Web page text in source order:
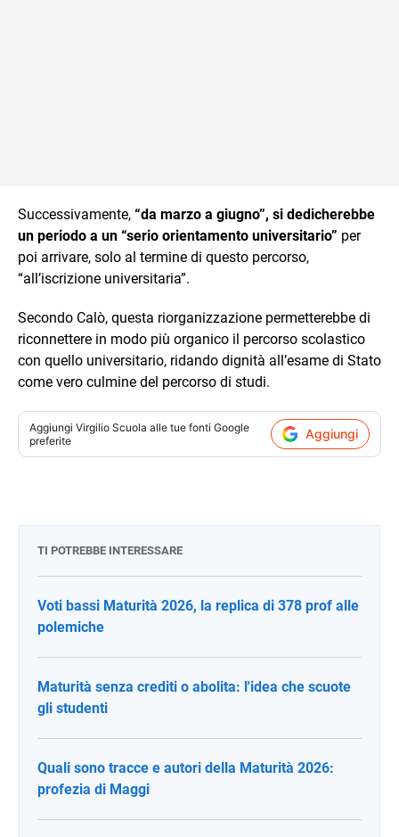
Successivamente, “da marzo a giugno”, si dedicherebbe
un periodo a un “serio orientamento universitario” per
poi arrivare, solo al termine di questo percorso,
“all’iscrizione universitaria”.
Secondo Calò, questa riorganizzazione permetterebbe di
riconnettere in modo più organico il percorso scolastico
con quello universitario, ridando dignità all’esame di Stato
come vero culmine del percorso di studi.
Aggiungi Virgilio Scuola alle tue fonti Google
preferite
Aggiungi
TI POTREBBE INTERESSARE
Voti bassi Maturità 2026, la replica di 378 prof alle
polemiche
Maturità senza crediti o abolita: l'idea che scuote
gli studenti
Quali sono tracce e autori della Maturità 2026:
profezia di Maggi